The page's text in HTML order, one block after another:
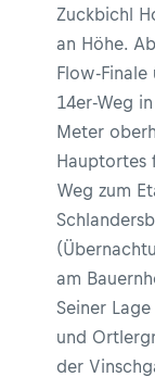
Zuckbichl
an Höhe.
Flow-
14er-Weg
Meter
Hauptortes
Weg zum
am
Seiner
und
der